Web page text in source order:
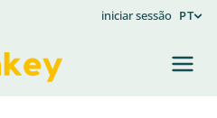
iniciar sessão PT